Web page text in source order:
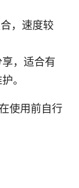
，速度较
，适合有
。
使用前自行